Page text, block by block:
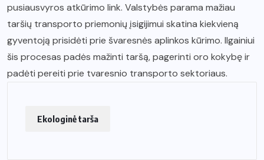
pusiausvyros atkūrimo link. Valstybės parama mažiau
taršių transporto priemonių įsigijimui skatina kiekvieną
gyventoją prisidėti prie švaresnės aplinkos kūrimo. Ilgainiui
šis procesas padės mažinti taršą, pagerinti oro kokybę ir
padėti pereiti prie tvaresnio transporto sektoriaus.
Ekologinė tarša